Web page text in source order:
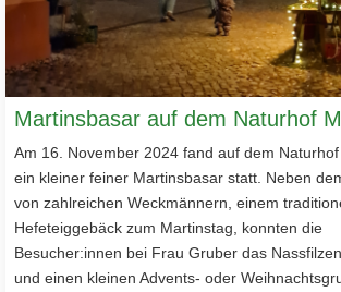
Martinsbasar auf dem Naturhof
Am 16. November 2024 fand auf dem
ein kleiner feiner Martinsbasar statt. Neben
von zahlreichen Weckmännern, einem
Hefeteiggebäck zum Martinstag, konnten die
Besucher:innen bei Frau Gruber das
und einen kleinen Advents- oder